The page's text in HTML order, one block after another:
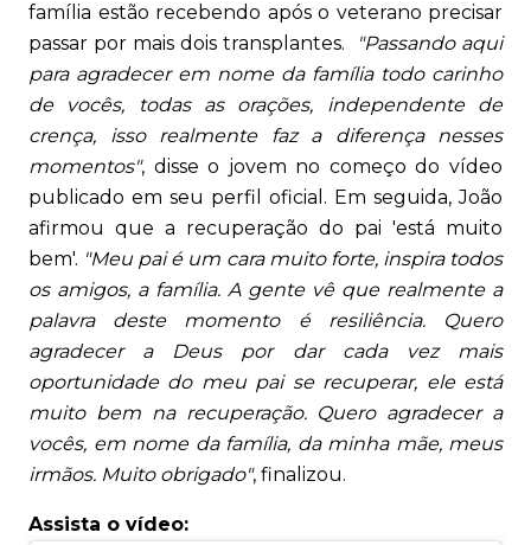
família estão recebendo após o veterano precisar
passar por mais dois transplantes.
"Passando aqui
para agradecer em nome da família todo carinho
de vocês, todas as orações, independente de
crença, isso realmente faz a diferença nesses
momentos", disse o jovem no começo do vídeo
publicado em seu perfil oficial. Em seguida, João
afirmou que a recuperação do pai 'está muito
bem'. "Meu pai é um cara muito forte, inspira todos
os amigos, a família. A gente vê que realmente a
palavra deste momento é resiliência. Quero
agradecer a Deus por dar cada vez mais
oportunidade do meu pai se recuperar, ele está
muito bem na recuperação. Quero agradecer a
vocês, em nome da família, da minha mãe, meus
irmãos. Muito obrigado", finalizou.
Assista o vídeo: